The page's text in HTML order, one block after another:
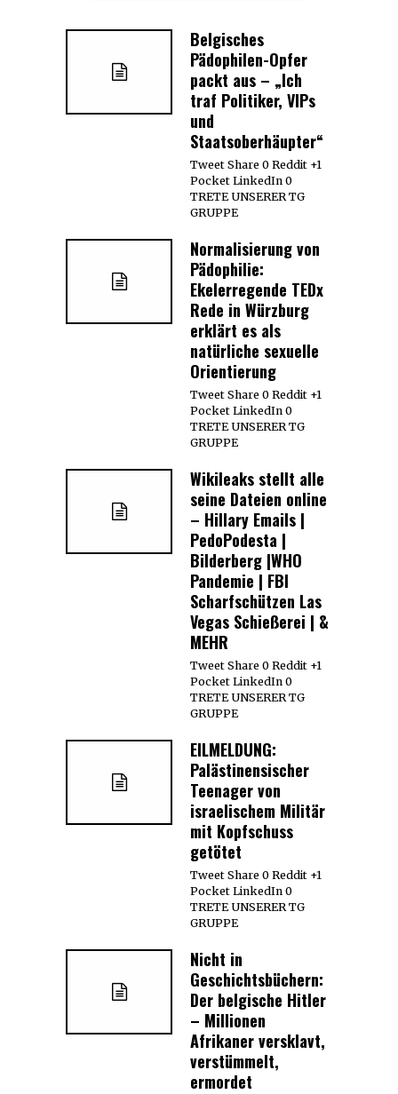
Belgisches
Pädophilen-Opfer
packt aus – „Ich
traf Politiker, VIPs
und
Staatsoberhäupter“
Tweet Share 0 Reddit +1
Pocket LinkedIn 0
TRETE UNSERER TG
GRUPPE
Normalisierung von
Pädophilie:
Ekelerregende TEDx
Rede in Würzburg
erklärt es als
natürliche sexuelle
Orientierung
Tweet Share 0 Reddit +1
Pocket LinkedIn 0
TRETE UNSERER TG
GRUPPE
Wikileaks stellt alle
seine Dateien online
– Hillary Emails |
PedoPodesta |
Bilderberg |WHO
Pandemie | FBI
Scharfschützen Las
Vegas Schießerei | &
MEHR
Tweet Share 0 Reddit +1
Pocket LinkedIn 0
TRETE UNSERER TG
GRUPPE
EILMELDUNG:
Palästinensischer
Teenager von
israelischem Militär
mit Kopfschuss
getötet
Tweet Share 0 Reddit +1
Pocket LinkedIn 0
TRETE UNSERER TG
GRUPPE
Nicht in
Geschichtsbüchern:
Der belgische Hitler
– Millionen
Afrikaner versklavt,
verstümmelt,
ermordet